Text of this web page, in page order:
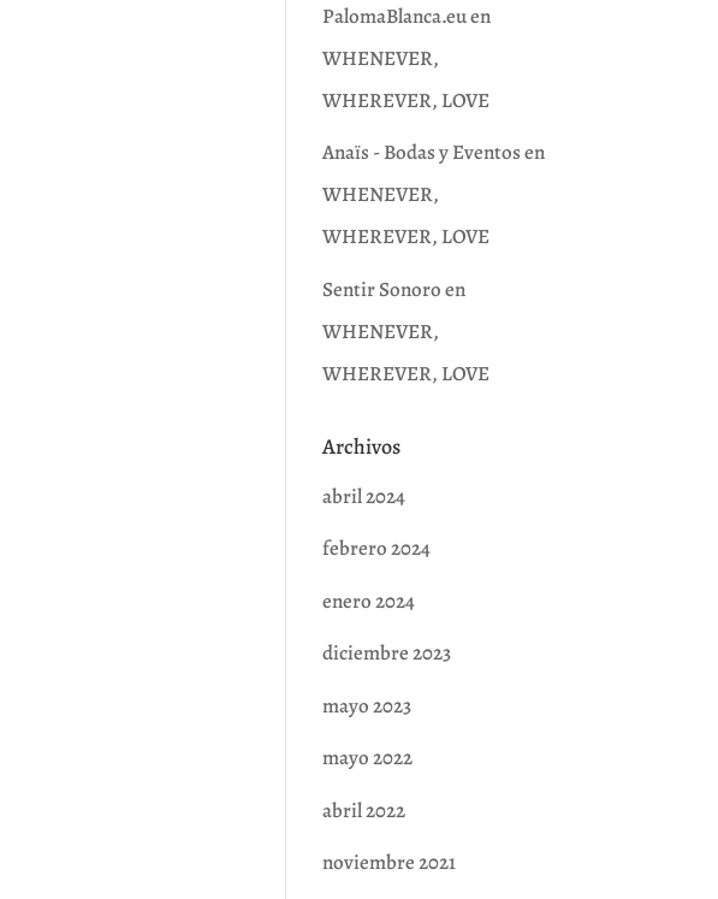
PalomaBlanca.euen
WHENEVER,
WHEREVER, LOVE
Anaïs - Bodas y Eventosen
WHENEVER,
WHEREVER, LOVE
Sentir Sonoroen
WHENEVER,
WHEREVER, LOVE
Archivos
abril 2024
febrero 2024
enero 2024
diciembre 2023
mayo 2023
mayo 2022
abril 2022
noviembre 2021